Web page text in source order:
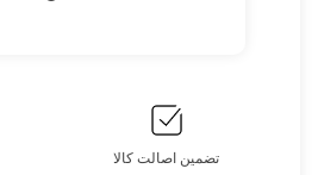
تضمین اصالت کالا